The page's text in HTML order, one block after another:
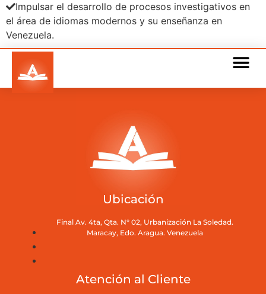
Impulsar el desarrollo de procesos investigativos en
el área de idiomas modernos y su enseñanza en
Venezuela.
Ubicación
Final Av. 4ta, Qta. N° 02, Urbanización La Soledad.
Maracay, Edo. Aragua. Venezuela
Atención al Cliente